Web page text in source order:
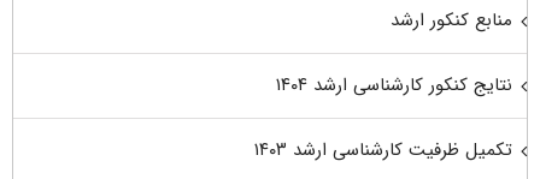
منابع کنکور ارشد
نتایج کنکور کارشناسی ارشد ۱۴۰۴
تکمیل ظرفیت کارشناسی ارشد ۱۴۰۳